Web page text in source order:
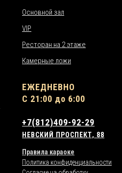
Основной зал
VIP
Ресторан на 2 этаже
Камерные ложи
ЕЖЕДНЕВНО
С 21:00 до 6:00
+7(812)409-92-29
НЕВСКИЙ ПРОСПЕКТ, 88
Правила караоке
Политика конфиденциальности